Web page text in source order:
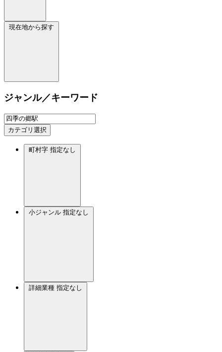
現在地から探す
ジャンル／キーワード
カテゴリ選択
町村字 指定なし
小ジャンル 指定なし
詳細業種 指定なし